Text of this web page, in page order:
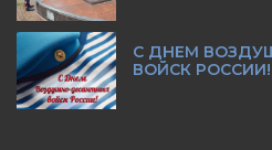
С ДНЕМ
ВОЙСК РОССИИ!